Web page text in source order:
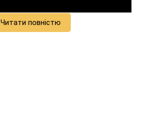
Читати повністю